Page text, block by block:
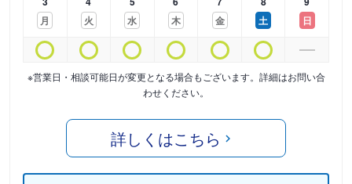
月
火
水
木
金
土
日
※営業日・相談可能日が変更となる場合もございます。詳細はお問い合
わせください。
詳しくはこちら